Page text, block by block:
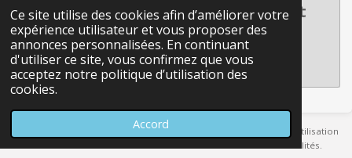
Ce site utilise des cookies afin d’améliorer votre
expérience utilisateur et vous proposer des
annonces personnalisées. En continuant
d'utiliser ce site, vous confirmez que vous
acceptez notre politique d’utilisation des
cookies.
Accord
Créez votre propre site internet
avec
Webador
Toutes les photos sont protégées par les droits d’auteur, toute utilisation
sans mon consentement est interdite et impliquera des pénalités.